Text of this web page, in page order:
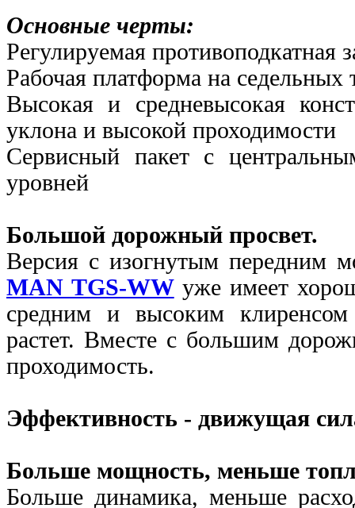
Основные черты:
Регулируемая противоподкатная
Рабочая платформа на седельных
Высокая и средневысокая
уклона и высокой проходимости
Сервисный пакет с
уровней
Большой дорожный просвет.
Версия с изогнутым
MAN TGS-WWуже имеет
средним и высоким клиренсом
растет. Вместе с большим
проходимость.
Эффективность - движущая
Больше мощность, меньше
Больше динамика, меньше